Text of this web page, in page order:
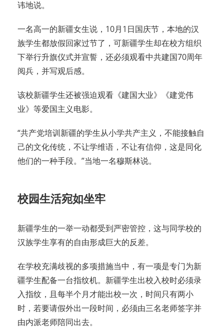
讳地说。
一名高一的新疆女生说，10月1日国庆节，本地的汉
族学生都放假回家过节了，可新疆学生却在校方组织
下举行升旗仪式并宣誓，还必须观看中共建国70周年
阅兵，并写观后感。
该校新疆学生还被强迫观看《建国大业》《建党伟
业》等爱国主义电影。
“共产党培训新疆的学生从小学共产主义，不能接触自
己的文化传统，不让学维语，不让有信仰，这是同化
他们的一种手段。”当地一名穆斯林说。
校园生活宛如坐牢
新疆学生的一举一动都受到严密管控，这与同学校的
汉族学生享有的自由形成巨大的反差。
在学校充满歧视的多项措施当中，有一项是专门为新
疆学生配备一台指纹机。新疆学生出校入校时必须录
入指纹，且每半个月才能出校一次，时间只有两小
时，若要请假外出一段时间，必须由三名老师签字并
由内派老师陪同出去。